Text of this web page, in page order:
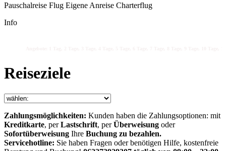
Pauschalreise Flug Eigene Anreise Charterflug
Info
Reiseziele
Zahlungsmöglichkeiten: Kunden haben die Zahlungsoptionen: mit
Kreditkarte, perLastschrift, perÜberweisung oder
Sofortüberweisung Ihre Buchung zu bezahlen.
Servicehotline: Sie haben Fragen oder benötigen Hilfe, kostenfreie